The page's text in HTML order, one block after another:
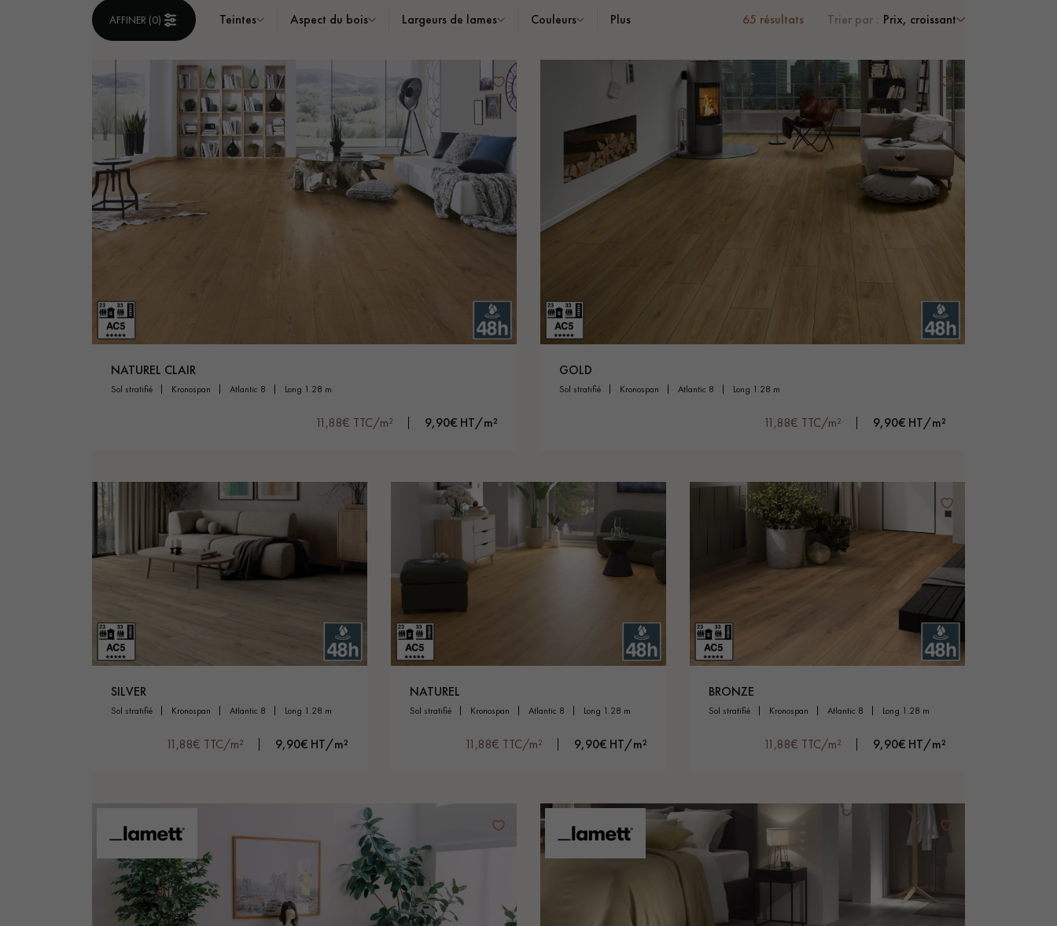
ACCESSOIRES
PARQUET D'INTÉRIEUR
Nos conseillers sont disponibles au
0805 82 82 82
AFFINER (0) Teintes Aspect du bois Largeurs de lames Couleurs Plus 65 résultats Trier par : Prix, croissant
NATUREL CLAIR
sol stratifié kronospan atlantic 8 long 1.28 m
11,88€ TTC/m² 9,90€ HT/m²
GOLD
sol stratifié kronospan atlantic 8 long 1.28 m
11,88€ TTC/m² 9,90€ HT/m²
SILVER
sol stratifié kronospan atlantic 8 long 1.28 m
11,88€ TTC/m² 9,90€ HT/m²
NATUREL
sol stratifié kronospan atlantic 8 long 1.28 m
11,88€ TTC/m² 9,90€ HT/m²
BRONZE
sol stratifié kronospan atlantic 8 long 1.28 m
11,88€ TTC/m² 9,90€ HT/m²